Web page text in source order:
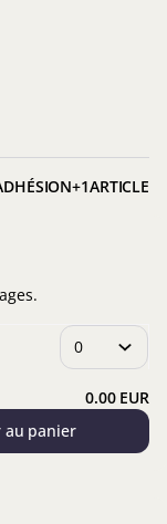
+1ARTICLE
0.00 EUR
au panier